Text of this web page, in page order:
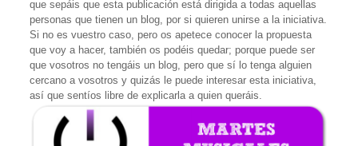
que sepáis que esta publicación está dirigida a todas aquellas
personas que tienen un blog, por si quieren unirse a la iniciativa.
Si no es vuestro caso, pero os apetece conocer la propuesta
que voy a hacer, también os podéis quedar; porque puede ser
que vosotros no tengáis un blog, pero que sí lo tenga alguien
cercano a vosotros y quizás le puede interesar esta iniciativa,
así que sentíos libre de explicarla a quien queráis.